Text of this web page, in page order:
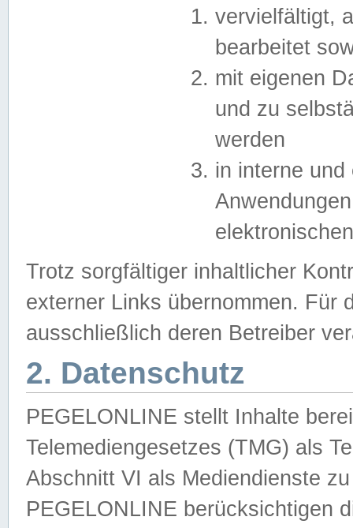
vervielfältigt,
bearbeitet
mit eigenen
und zu
werden
in interne
Trotz sorgfältiger inhaltlicher
externer Links übernommen. Für
ausschließlich deren Betreiber
2. Datenschutz
PEGELONLINE stellt Inhalte
Telemediengesetzes (TMG) als
Abschnitt VI als Mediendienste
PEGELONLINE berücksichtigen